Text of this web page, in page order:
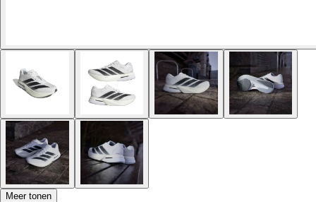
Meer tonen